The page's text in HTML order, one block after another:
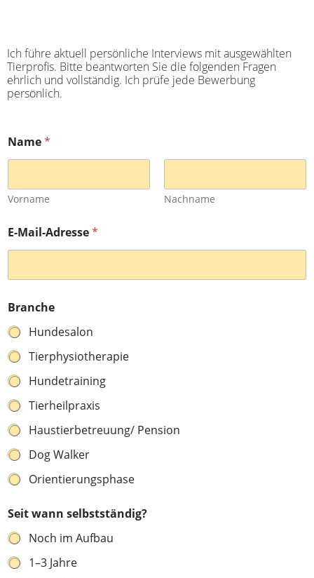
Ich führe aktuell persönliche Interviews mit ausgewählten
Tierprofis. Bitte beantworten Sie die folgenden Fragen
ehrlich und vollständig. Ich prüfe jede Bewerbung
persönlich.
Name*
Vorname Nachname
r
a
c
e
N
a
m
e
-
a
i
l
-
A
d
r
s
s
e
E-Mail-Adresse*
Branche
Hundesalon
Tierphysiotherapie
Hundetraining
Tierheilpraxis
Haustierbetreuung/ Pension
Dog Walker
Orientierungsphase
Seit wann selbstständig?
Noch im Aufbau
1–3 Jahre